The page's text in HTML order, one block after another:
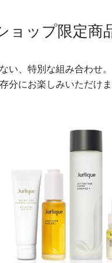
ョップ限定商
い、特別な組み合わせ。
分にお楽しみいただけ